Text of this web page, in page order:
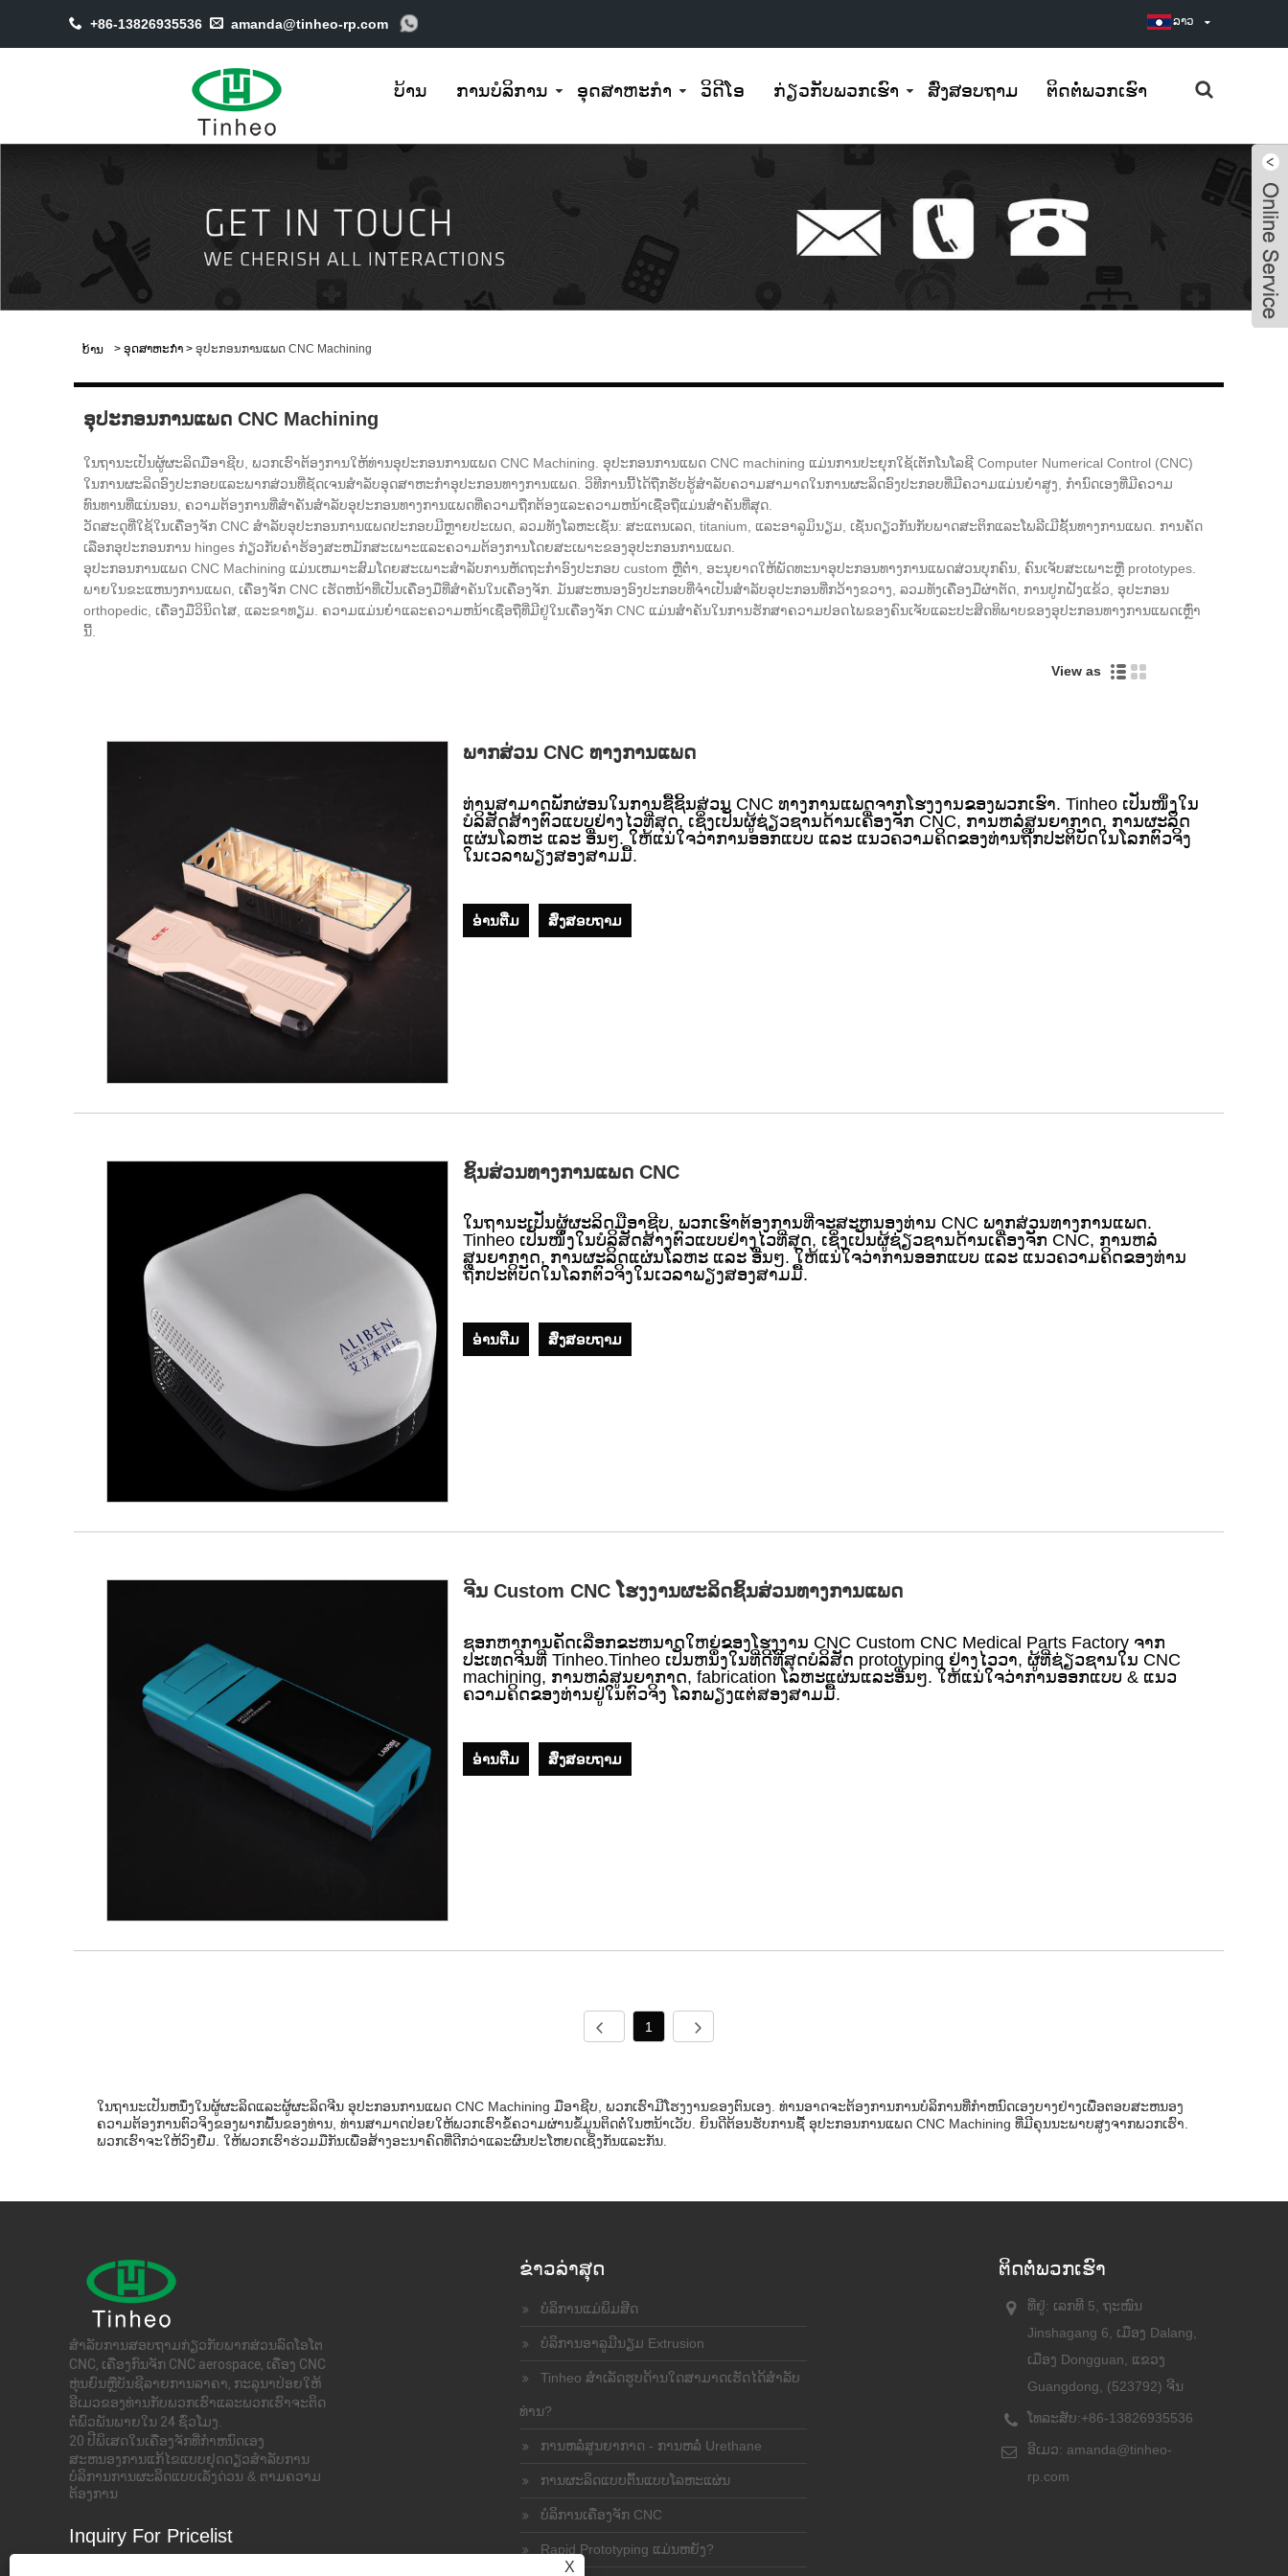
+86-13826935536 amanda@tinheo-rp.com ລາວ
ບ້ານ ການບໍລິການ ອຸດສາຫະກໍາ ວິດີໂອ ກ່ຽວ​ກັບ​ພວກ​ເຮົາ ສົ່ງສອບຖາມ ຕິດ​ຕໍ່​ພວກ​ເຮົາ
ບ້ານ > ອຸດສາຫະກໍາ > ອຸປະກອນການແພດ CNC Machining
ອຸປະກອນການແພດ CNC Machining
ໃນຖານະເປັນຜູ້ຜະລິດມືອາຊີບ, ພວກເຮົາຕ້ອງການໃຫ້ທ່ານອຸປະກອນການແພດ CNC Machining. ອຸປະກອນການແພດ CNC machining ແມ່ນການປະຍຸກໃຊ້ເຕັກໂນໂລຊີ Computer Numerical Control (CNC)
ໃນການຜະລິດອົງປະກອບແລະພາກສ່ວນທີ່ຊັດເຈນສໍາລັບອຸດສາຫະກໍາອຸປະກອນທາງການແພດ. ວິທີການນີ້ໄດ້ຖືກຮັບຮູ້ສໍາລັບຄວາມສາມາດໃນການຜະລິດອົງປະກອບທີ່ມີຄວາມແມ່ນຍໍາສູງ, ກໍານົດເອງທີ່ມີຄວາມ
ທົນທານທີ່ແນ່ນອນ, ຄວາມຕ້ອງການທີ່ສໍາຄັນສໍາລັບອຸປະກອນທາງການແພດທີ່ຄວາມຖືກຕ້ອງແລະຄວາມຫນ້າເຊື່ອຖືແມ່ນສໍາຄັນທີ່ສຸດ.
ວັດສະດຸທີ່ໃຊ້ໃນເຄື່ອງຈັກ CNC ສໍາລັບອຸປະກອນການແພດປະກອບມີຫຼາຍປະເພດ, ລວມທັງໂລຫະເຊັ່ນ: ສະແຕນເລດ, titanium, ແລະອາລູມິນຽມ, ເຊັ່ນດຽວກັນກັບພາດສະຕິກແລະໂພລີເມີຊັ້ນທາງການແພດ. ການ​ຄັດ​
ເລືອກ​ອຸ​ປະ​ກອນ​ການ hinges ກ່ຽວ​ກັບ​ຄໍາ​ຮ້ອງ​ສະ​ຫມັກ​ສະ​ເພາະ​ແລະ​ຄວາມ​ຕ້ອງ​ການ​ໂດຍ​ສະ​ເພາະ​ຂອງ​ອຸ​ປະ​ກອນ​ການ​ແພດ​.
ອຸປະກອນການແພດ CNC Machining ແມ່ນເຫມາະສົມໂດຍສະເພາະສໍາລັບການຫັດຖະກໍາອົງປະກອບ custom ຫຼືຕ່ໍາ, ອະນຸຍາດໃຫ້ພັດທະນາອຸປະກອນທາງການແພດສ່ວນບຸກຄົນ, ຄົນເຈັບສະເພາະຫຼື prototypes.
ພາຍໃນຂະແຫນງການແພດ, ເຄື່ອງຈັກ CNC ເຮັດຫນ້າທີ່ເປັນເຄື່ອງມືທີ່ສໍາຄັນໃນເຄື່ອງຈັກ. ມັນສະຫນອງອົງປະກອບທີ່ຈໍາເປັນສໍາລັບອຸປະກອນທີ່ກວ້າງຂວາງ, ລວມທັງເຄື່ອງມືຜ່າຕັດ, ການປູກຝັງແຂ້ວ, ອຸປະກອນ
orthopedic, ເຄື່ອງມືວິນິດໄສ, ແລະຂາທຽມ. ຄວາມແມ່ນຍໍາແລະຄວາມຫນ້າເຊື່ອຖືທີ່ມີຢູ່ໃນເຄື່ອງຈັກ CNC ແມ່ນສໍາຄັນໃນການຮັກສາຄວາມປອດໄພຂອງຄົນເຈັບແລະປະສິດທິພາບຂອງອຸປະກອນທາງການແພດເຫຼົ່າ
ນີ້.
View as
ພາກສ່ວນ CNC ທາງການແພດ
ທ່ານສາມາດພັກຜ່ອນໃນການຊື້ຊິ້ນສ່ວນ CNC ທາງການແພດຈາກໂຮງງານຂອງພວກເຮົາ. Tinheo ເປັນໜຶ່ງໃນ
ບໍລິສັດສ້າງຕົວແບບຢ່າງໄວທີ່ສຸດ, ເຊິ່ງເປັນຜູ້ຊ່ຽວຊານດ້ານເຄື່ອງຈັກ CNC, ການຫລໍ່ສູນຍາກາດ, ການຜະລິດ
ແຜ່ນໂລຫະ ແລະ ອື່ນໆ. ໃຫ້ແນ່ໃຈວ່າການອອກແບບ ແລະ ແນວຄວາມຄິດຂອງທ່ານຖືກປະຕິບັດໃນໂລກຕົວຈິງ
ໃນເວລາພຽງສອງສາມມື້.
ອ່ານ​ຕື່ມ ສົ່ງສອບຖາມ
ຊິ້ນສ່ວນທາງການແພດ CNC
ໃນຖານະເປັນຜູ້ຜະລິດມືອາຊີບ, ພວກເຮົາຕ້ອງການທີ່ຈະສະຫນອງທ່ານ CNC ພາກສ່ວນທາງການແພດ.
Tinheo ເປັນໜຶ່ງໃນບໍລິສັດສ້າງຕົວແບບຢ່າງໄວທີ່ສຸດ, ເຊິ່ງເປັນຜູ້ຊ່ຽວຊານດ້ານເຄື່ອງຈັກ CNC, ການຫລໍ່
ສູນຍາກາດ, ການຜະລິດແຜ່ນໂລຫະ ແລະ ອື່ນໆ. ໃຫ້ແນ່ໃຈວ່າການອອກແບບ ແລະ ແນວຄວາມຄິດຂອງທ່ານ
ຖືກປະຕິບັດໃນໂລກຕົວຈິງໃນເວລາພຽງສອງສາມມື້.
ອ່ານ​ຕື່ມ ສົ່ງສອບຖາມ
ຈີນ Custom CNC ໂຮງງານຜະລິດຊິ້ນສ່ວນທາງການແພດ
ຊອກຫາການຄັດເລືອກຂະຫນາດໃຫຍ່ຂອງໂຮງງານ CNC Custom CNC Medical Parts Factory ຈາກ
ປະເທດຈີນທີ່ Tinheo.Tinheo ເປັນຫນຶ່ງໃນທີ່ດີທີ່ສຸດບໍລິສັດ prototyping ຢ່າງໄວວາ, ຜູ້ທີ່ຊ່ຽວຊານໃນ CNC
machining, ການຫລໍ່ສູນຍາກາດ, fabrication ໂລຫະແຜ່ນແລະອື່ນໆ. ໃຫ້ແນ່ໃຈວ່າການອອກແບບ & ແນວ
ຄວາມຄິດຂອງທ່ານຢູ່ໃນຕົວຈິງ ໂລກພຽງແຕ່ສອງສາມມື້.
ອ່ານ​ຕື່ມ ສົ່ງສອບຖາມ
1
ໃນຖານະເປັນຫນຶ່ງໃນຜູ້ຜະລິດແລະຜູ້ຜະລິດຈີນ ອຸປະກອນການແພດ CNC Machining ມືອາຊີບ, ພວກເຮົາມີໂຮງງານຂອງຕົນເອງ. ທ່ານອາດຈະຕ້ອງການການບໍລິການທີ່ກໍາຫນົດເອງບາງຢ່າງເພື່ອຕອບສະຫນອງ
ຄວາມຕ້ອງການຕົວຈິງຂອງພາກພື້ນຂອງທ່ານ, ທ່ານສາມາດປ່ອຍໃຫ້ພວກເຮົາຂໍ້ຄວາມຜ່ານຂໍ້ມູນຕິດຕໍ່ໃນຫນ້າເວັບ. ຍິນດີຕ້ອນຮັບການຊື້ ອຸປະກອນການແພດ CNC Machining ທີ່ມີຄຸນນະພາບສູງຈາກພວກເຮົາ.
ພວກເຮົາຈະໃຫ້ວົງຢືມ. ໃຫ້ພວກເຮົາຮ່ວມມືກັນເພື່ອສ້າງອະນາຄົດທີ່ດີກວ່າແລະຜົນປະໂຫຍດເຊິ່ງກັນແລະກັນ.
ສໍາ​ລັບ​ການ​ສອບ​ຖາມ​ກ່ຽວ​ກັບ​ພາກ​ສ່ວນ​ລົດ​ໂອ​ໂຕ
CNC​, ເຄື່ອງ​ກົນ​ຈັກ CNC aerospace​, ເຄື່ອງ CNC
ຫຸ່ນຍົນ​ຫຼື​ບັນ​ຊີ​ລາຍ​ການ​ລາ​ຄາ​, ກະ​ລຸ​ນາ​ປ່ອຍ​ໃຫ້​
ອີ​ເມວ​ຂອງ​ທ່ານ​ກັບ​ພວກ​ເຮົາ​ແລະ​ພວກ​ເຮົາ​ຈະ​ຕິດ​
ຕໍ່​ພົວ​ພັນ​ພາຍ​ໃນ 24 ຊົ່ວ​ໂມງ​.
20 ປີພິເສດໃນເຄື່ອງຈັກທີ່ກໍາຫນົດເອງ
ສະຫນອງການແກ້ໄຂແບບຢຸດດຽວສໍາລັບການ
ບໍລິການການຜະລິດແບບເລັ່ງດ່ວນ & ຕາມຄວາມ
ຕ້ອງການ
Inquiry For Pricelist
ຂ່າວ​ລ່າ​ສຸດ
ບໍລິການແມ່ພິມສີດ
ບໍລິການອາລູມີນຽມ Extrusion
Tinheo ສໍາເລັດຮູບດ້ານໃດສາມາດເຮັດໄດ້ສໍາລັບ
ທ່ານ?
ການຫລໍ່ສູນຍາກາດ - ການຫລໍ່ Urethane
ການຜະລິດແບບຕົ້ນແບບໂລຫະແຜ່ນ
ບໍລິການເຄື່ອງຈັກ CNC
Rapid Prototyping ແມ່ນຫຍັງ?
ຕິດ​ຕໍ່​ພວກ​ເຮົາ
ທີ່ຢູ່: ເລກທີ 5, ຖະໜົນ
Jinshagang 6, ເມືອງ Dalang,
ເມືອງ Dongguan, ແຂວງ
Guangdong, (523792) ຈີນ
ໂທລະສັບ:+86-13826935536
ອີເມວ: amanda@tinheo-
rp.com
X